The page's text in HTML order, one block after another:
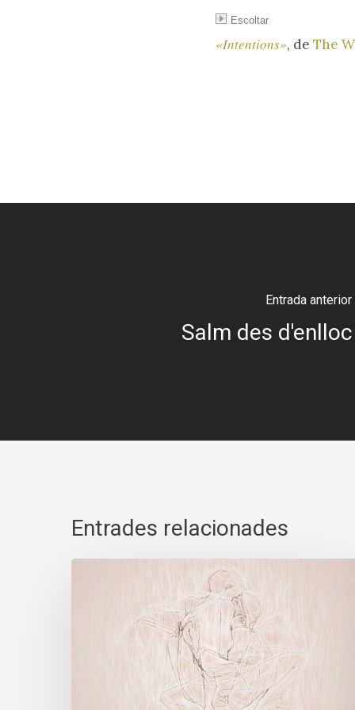
Escoltar
«Intentions», de The
Entrada anterior
Salm des d'enlloc
Entrades relacionades